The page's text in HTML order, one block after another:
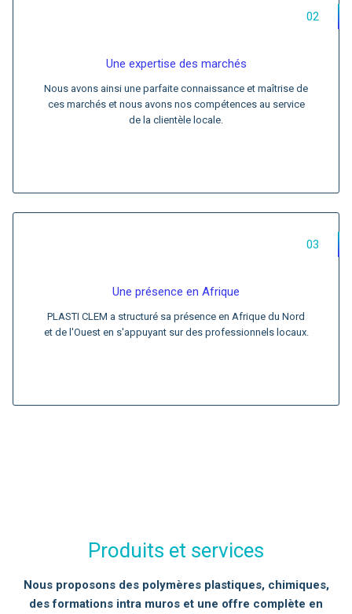
02
Une expertise des marchés
Nous avons ainsi une parfaite connaissance et maîtrise de
ces marchés et nous avons nos compétences au service
de la clientèle locale.
03
Une présence en Afrique
PLASTI CLEM a structuré sa présence en Afrique du Nord
et de l'Ouest en s'appuyant sur des professionnels locaux.
Produits et services
Nous proposons des polymères plastiques, chimiques,
des formations intra muros et une offre complète en